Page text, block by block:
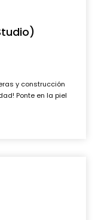
y construcción
Ponte en la piel